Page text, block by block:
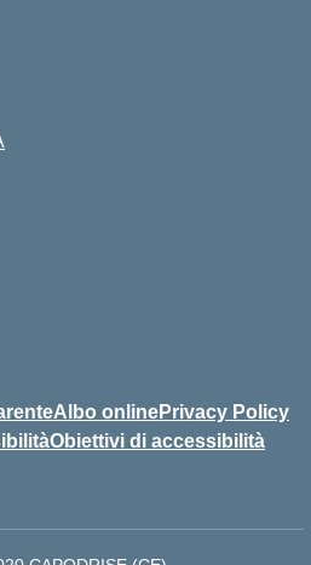
Albo onlinePrivacy Policy
Obiettivi di accessibilità